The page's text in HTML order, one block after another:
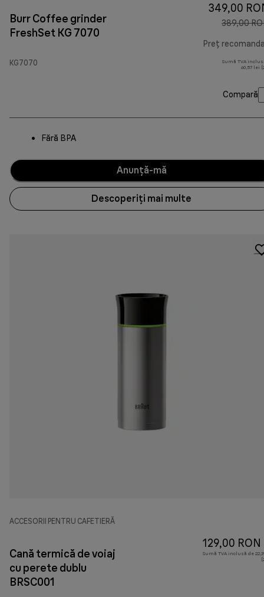
Burr Coffee grinder
FreshSet KG 7070
KG7070
349,00
389,00
Preț
Sumă TVA
60,57 lei
Compară
Fără BPA
Anunță-mă
Descoperiți mai multe
ACCESORII PENTRU CAFETIERĂ
Cană termică de voiaj
cu perete dublu
BRSC001
129,00 RON
Sumă TVA inclusă de